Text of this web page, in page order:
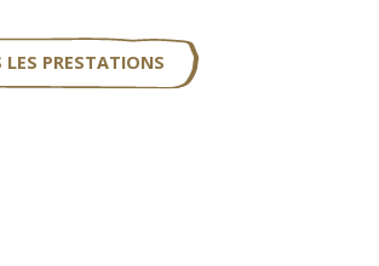
LES PRESTATIONS
prestations